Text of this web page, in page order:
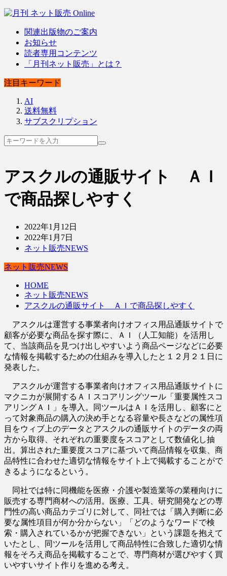
関連出版物のご案内
お知らせ
読者専用コンテンツ
「月刊ネット販売」とは？
注目キーワード
AI
送料無料
サブスクリプション
アスクルの通販サイト ＡＩ
で商品探しやすく
2022年1月12日
2022年1月7日
ネット販売NEWS
ネット販売NEWS
HOME
ネット販売NEWS
アスクルの通販サイト ＡＩで商品探しやすく
アスクルは運営する事業者向けオフィス用品通販サイトで
顧客が必要な商品を探す際に、ＡＩ（人工知能）を活用し
て、当該商品を見つけ出しやすいよう商品ページなどに必要
な情報を掲載するための仕組みを導入したと１２月２１日に
発表した。
アスクルが運営する事業者向けオフィス用品通販サイトに
マクニカが展開するＡＩスコアリングツール「重要属性スコ
アリングＡＩ」を導入。同ツールはＡＩを活用し、顧客にと
って対象商品の購入の決め手となる容量や長さなどの属性項
目をウィブ上のデータとアスクルの通販サイトのデータの両
方から取得、それぞれの重要度をスコアとして数値化し抽
出。算出された重要度スコアに基づいて商品情報を収集、商
品特性に合わせた適切な情報をサイト上で掲載することがで
きるようになるという。
同社では特に同機能を医療・介護や製造業等の業種向けに
販売する専門商材への活用。医療、工具、研究開発などの専
門性の高い商品カテゴリに対して、同社では「購入判断に必
要な属性項目が何か分からない」「どのようなワードで検
索・購入されているかが把握できない」という課題を抱えて
いたとし、同ツールを活用して商品特性に合致した適切な情
報をそろえ商品を掲載することで、専門商材が選びやすく買
いやすいサイト作りを進める考え。